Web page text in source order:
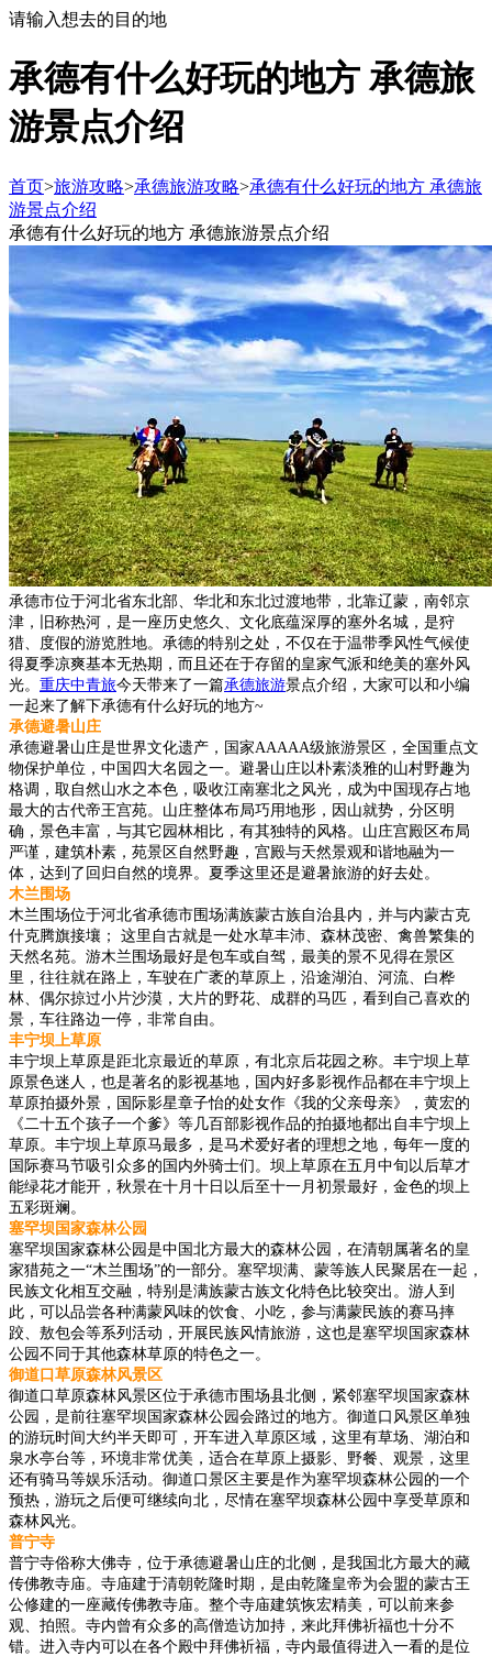
请输入想去的目的地
承德有什么好玩的地方 承德旅
游景点介绍
首页>旅游攻略>承德旅游攻略>承德有什么好玩的地方 承德旅
游景点介绍
承德有什么好玩的地方 承德旅游景点介绍
承德市位于河北省东北部、华北和东北过渡地带，北靠辽蒙，南邻京
津，旧称热河，是一座历史悠久、文化底蕴深厚的塞外名城，是狩
猎、度假的游览胜地。承德的特别之处，不仅在于温带季风性气候使
得夏季凉爽基本无热期，而且还在于存留的皇家气派和绝美的塞外风
光。 重庆中青旅今天带来了一篇承德旅游景点介绍，大家可以和小编
一起来了解下承德有什么好玩的地方~
承德避暑山庄
承德避暑山庄是世界文化遗产，国家AAAAA级旅游景区，全国重点文
物保护单位，中国四大名园之一。避暑山庄以朴素淡雅的山村野趣为
格调，取自然山水之本色，吸收江南塞北之风光，成为中国现存占地
最大的古代帝王宫苑。山庄整体布局巧用地形，因山就势，分区明
确，景色丰富，与其它园林相比，有其独特的风格。山庄宫殿区布局
严谨，建筑朴素，苑景区自然野趣，宫殿与天然景观和谐地融为一
体，达到了回归自然的境界。夏季这里还是避暑旅游的好去处。
木兰围场
木兰围场位于河北省承德市围场满族蒙古族自治县内，并与内蒙古克
什克腾旗接壤； 这里自古就是一处水草丰沛、森林茂密、禽兽繁集的
天然名苑。游木兰围场最好是包车或自驾，最美的景不见得在景区
里，往往就在路上，车驶在广袤的草原上，沿途湖泊、河流、白桦
林、偶尔掠过小片沙漠，大片的野花、成群的马匹，看到自己喜欢的
景，车往路边一停，非常自由。
丰宁坝上草原
丰宁坝上草原是距北京最近的草原，有北京后花园之称。丰宁坝上草
原景色迷人，也是著名的影视基地，国内好多影视作品都在丰宁坝上
草原拍摄外景，国际影星章子怡的处女作《我的父亲母亲》，黄宏的
《二十五个孩子一个爹》等几百部影视作品的拍摄地都出自丰宁坝上
草原。丰宁坝上草原马最多，是马术爱好者的理想之地，每年一度的
国际赛马节吸引众多的国内外骑士们。坝上草原在五月中旬以后草才
能绿花才能开，秋景在十月十日以后至十一月初景最好，金色的坝上
五彩斑斓。
塞罕坝国家森林公园
塞罕坝国家森林公园是中国北方最大的森林公园，在清朝属著名的皇
家猎苑之一“木兰围场”的一部分。塞罕坝满、蒙等族人民聚居在一起，
民族文化相互交融，特别是满族蒙古族文化特色比较突出。游人到
此，可以品尝各种满蒙风味的饮食、小吃，参与满蒙民族的赛马摔
跤、敖包会等系列活动，开展民族风情旅游，这也是塞罕坝国家森林
公园不同于其他森林草原的特色之一。
御道口草原森林风景区
御道口草原森林风景区位于承德市围场县北侧，紧邻塞罕坝国家森林
公园，是前往塞罕坝国家森林公园会路过的地方。御道口风景区单独
的游玩时间大约半天即可，开车进入草原区域，这里有草场、湖泊和
泉水亭台等，环境非常优美，适合在草原上摄影、野餐、观景，这里
还有骑马等娱乐活动。御道口景区主要是作为塞罕坝森林公园的一个
预热，游玩之后便可继续向北，尽情在塞罕坝森林公园中享受草原和
森林风光。
普宁寺
普宁寺俗称大佛寺，位于承德避暑山庄的北侧，是我国北方最大的藏
传佛教寺庙。寺庙建于清朝乾隆时期，是由乾隆皇帝为会盟的蒙古王
公修建的一座藏传佛教寺庙。整个寺庙建筑恢宏精美，可以前来参
观、拍照。寺内曾有众多的高僧造访加持，来此拜佛祈福也十分不
错。进入寺内可以在各个殿中拜佛祈福，寺内最值得进入一看的是位